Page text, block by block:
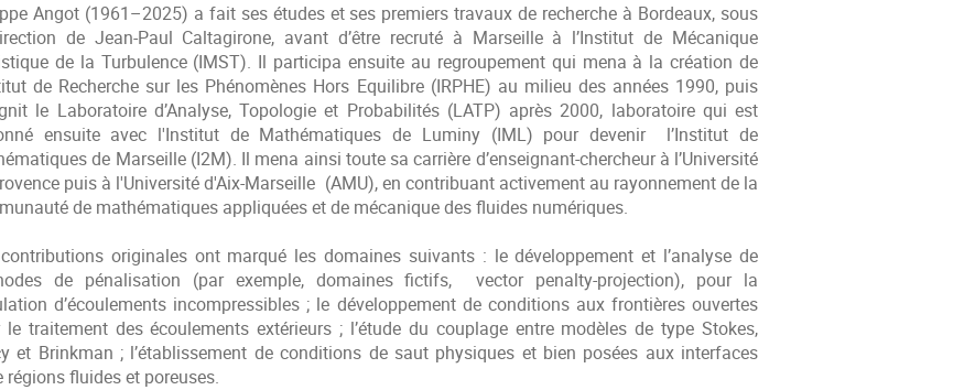
Angot (1961–2025) a fait ses études et ses premiers travaux de recherche à Bordeaux, sous
de Jean-Paul Caltagirone, avant d’être recruté à Marseille à l’Institut de Mécanique
de la Turbulence (IMST). Il participa ensuite au regroupement qui mena à la création de
de Recherche sur les Phénomènes Hors Equilibre (IRPHE) au milieu des années 1990, puis
le Laboratoire d’Analyse, Topologie et Probabilités (LATP) après 2000, laboratoire qui est
ensuite avec l'Institut de Mathématiques de Luminy (IML) pour devenir l’Institut de
de Marseille (I2M). Il mena ainsi toute sa carrière d’enseignant-chercheur à l’Université
puis à l'Université d'Aix-Marseille (AMU), en contribuant activement au rayonnement de la
de mathématiques appliquées et de mécanique des fluides numériques.
originales ont marqué les domaines suivants : le développement et l’analyse de
de pénalisation (par exemple, domaines fictifs, vector penalty-projection), pour la
d’écoulements incompressibles ; le développement de conditions aux frontières ouvertes
le traitement des écoulements extérieurs ; l’étude du couplage entre modèles de type Stokes,
et Brinkman ; l’établissement de conditions de saut physiques et bien posées aux interfaces
régions fluides et poreuses.